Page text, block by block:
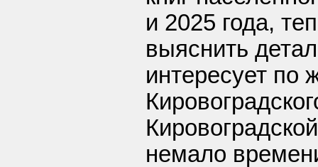
и 2025 года,
выяснить
интересует по
немало